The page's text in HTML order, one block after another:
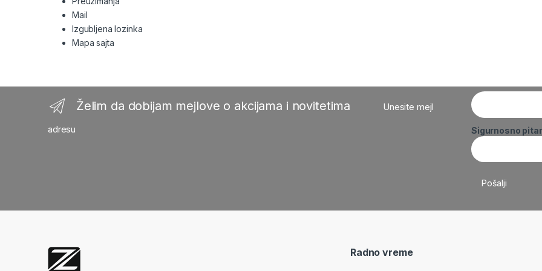
Mail
Izgubljena lozinka
Mapa sajta
Želim da dobijam mejlove o akcijama i novitetima
Unesite mejl
adresu
Sigurnosno
Radno vreme